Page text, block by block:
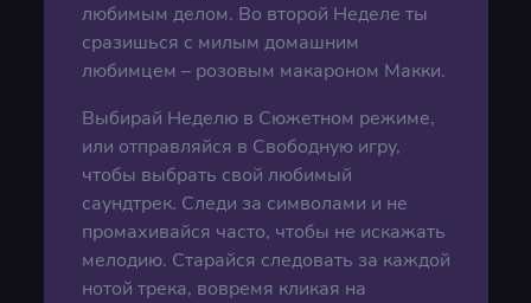
любимым делом. Во второй Неделе ты
сразишься с милым домашним
любимцем – розовым макароном Макки.
Выбирай Неделю в Сюжетном режиме,
или отправляйся в Свободную игру,
чтобы выбрать свой любимый
саундтрек. Следи за символами и не
промахивайся часто, чтобы не искажать
мелодию. Старайся следовать за каждой
нотой трека, вовремя кликая на